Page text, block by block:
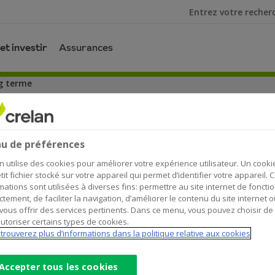
Je cherche
investir Assurances
terme
de l'épargne à long terme. C'est une autre forme
Allianz.
vous avez remboursé votre crédit logement et que
de 30% des montants épargnés. Cela vous permet de
de préférences
utilise des cookies pour améliorer votre expérience utilisateur. Un
fichier stocké sur votre appareil qui permet d’identifier votre appareil.
sont utilisées à diverses fins: permettre au site internet de
de faciliter la navigation, d’améliorer le contenu du site internet
offrir des services pertinents. Dans ce menu, vous pouvez choisir de
certains types de cookies.
plus d’informations dans la politique relative aux cookies
tous les cookies